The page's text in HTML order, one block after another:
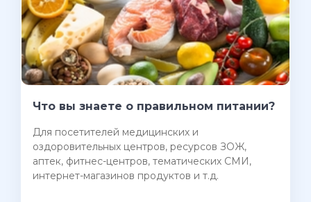
Что вы знаете о правильном питании?
Для посетителей медицинских и
оздоровительных центров, ресурсов ЗОЖ,
аптек, фитнес-центров, тематических СМИ,
интернет-магазинов продуктов и т.д.